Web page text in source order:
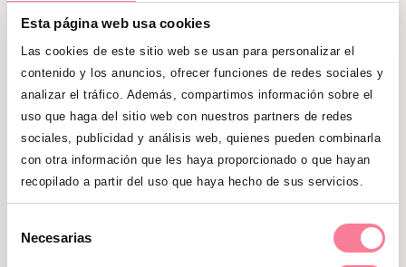
Esta página web usa cookies
Las cookies de este sitio web se usan para personalizar el
contenido y los anuncios, ofrecer funciones de redes sociales y
analizar el tráfico. Además, compartimos información sobre el
uso que haga del sitio web con nuestros partners de redes
sociales, publicidad y análisis web, quienes pueden combinarla
con otra información que les haya proporcionado o que hayan
recopilado a partir del uso que haya hecho de sus servicios.
Necesarias
Mostrar al otro progenitor como una
parte importante de la vida del peque
Intentarque siga las rutinas como
antes de la separación
Informar también en la escuela o en
el colegio de la nueva situación, para
desde ahí